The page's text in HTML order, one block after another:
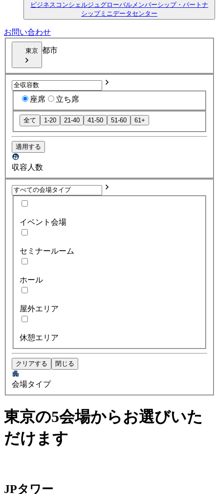
ビジネスコンシェルジュ グローバルメンバーシップ・パートナ
シップミニデータセンター
お問い合わせ
東京 都市
座席 立ち席
全て 1-20 21-40 41-50 51-60 61+
適用する
収容人数
イベント会場
セミナールーム
ホール
屋外エリア
休憩エリア
クリアする 閉じる
会場タイプ
東京の5会場からお選びいた
だけます
JPタワー